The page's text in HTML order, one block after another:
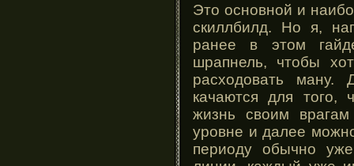
Это основной и
скиллбилд. Но я,
ранее в этом
шрапнель, чтобы
расходовать ману.
качаются для того,
жизнь своим
уровне и далее
периоду обычно